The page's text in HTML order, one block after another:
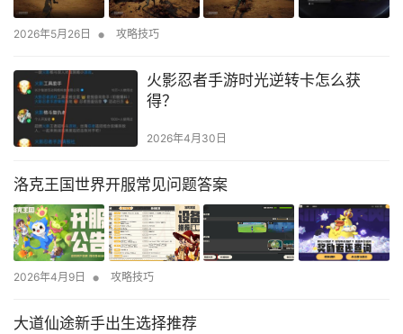
2026年5月26日 • 攻略技巧
火影忍者手游时光逆转卡怎么获
得？
2026年4月30日
洛克王国世界开服常见问题答案
2026年4月9日 • 攻略技巧
大道仙途新手出生选择推荐